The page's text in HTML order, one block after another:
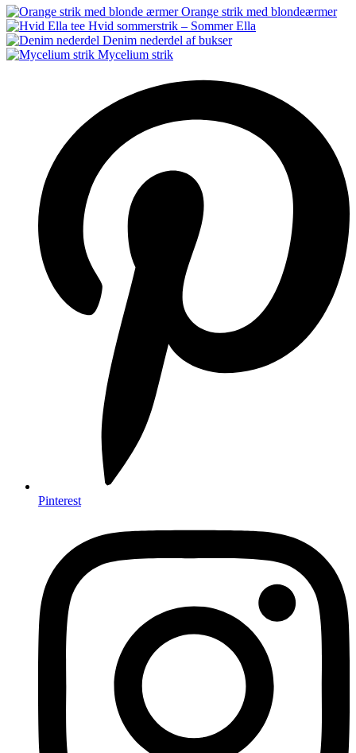
Orange strik med blondeærmer
Hvid sommerstrik – Sommer Ella
Denim nederdel af bukser
Mycelium strik
Pinterest